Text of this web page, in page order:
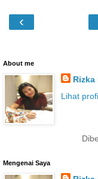
‹
About me
Rizka
Lihat
Mengenai Saya